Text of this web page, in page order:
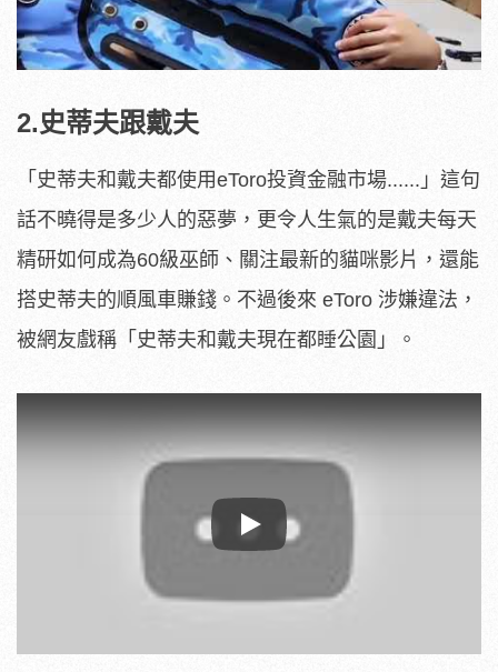
2.史蒂夫跟戴夫
「史蒂夫和戴夫都使用eToro投資金融市場......」這句
話不曉得是多少人的惡夢，更令人生氣的是戴夫每天
精研如何成為60級巫師、關注最新的貓咪影片，還能
搭史蒂夫的順風車賺錢。不過後來 eToro 涉嫌違法，
被網友戲稱「史蒂夫和戴夫現在都睡公園」。
Play